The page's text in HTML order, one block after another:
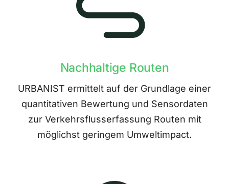
Nachhaltige Routen
URBANIST ermittelt auf der Grundlage einer
quantitativen Bewertung und Sensordaten
zur Verkehrsflusserfassung Routen mit
möglichst geringem Umweltimpact.